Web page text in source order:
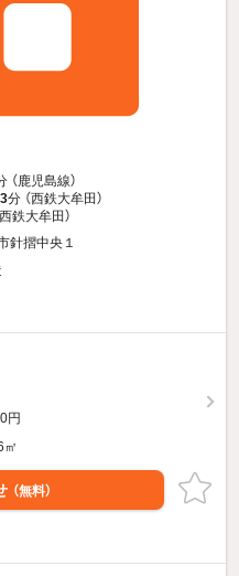
（鹿児島線）
3分 （西鉄大牟田）
鉄大牟田）
針摺中央１
円
㎡
（無料）